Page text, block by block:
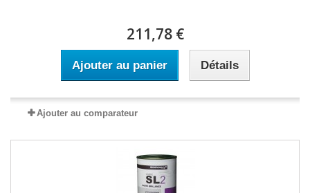
211,78 €
Ajouter au panier Détails
Ajouter au comparateur